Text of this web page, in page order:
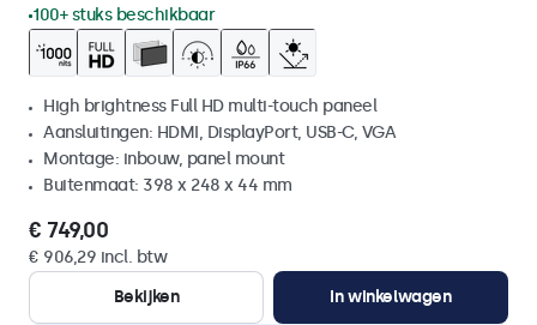
100+ stuks beschikbaar
High brightness Full HD multi-touch paneel
Aansluitingen: HDMI, DisplayPort, USB-C, VGA
Montage: inbouw, panel mount
Buitenmaat: 398 x 248 x 44 mm
€ 749,00
€ 906,29 incl. btw
Bekijken
In winkelwagen